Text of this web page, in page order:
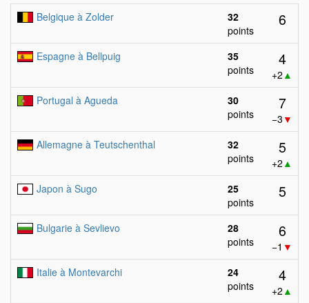
Belgique à Zolder
32
points
6
Espagne à Bellpuig
35
points
4
+2 ▲
Portugal à Agueda
30
points
7
−3 ▼
Allemagne à Teutschenthal
32
points
5
+2 ▲
Japon à Sugo
25
points
5
Bulgarie à Sevlievo
28
points
6
−1 ▼
Italie à Montevarchi
24
points
4
+2 ▲